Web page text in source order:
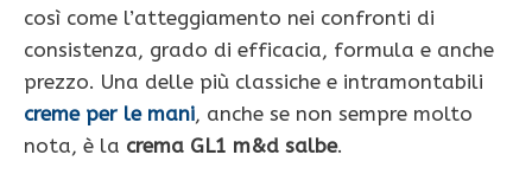
così come l’atteggiamento nei confronti di
consistenza, grado di efficacia, formula e anche
prezzo. Una delle più classiche e intramontabili
creme per le mani, anche se non sempre molto
nota, è la crema GL1 m&d salbe.